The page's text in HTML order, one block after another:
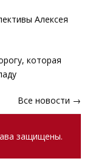
Алексея
которая
Все новости →
защищены.